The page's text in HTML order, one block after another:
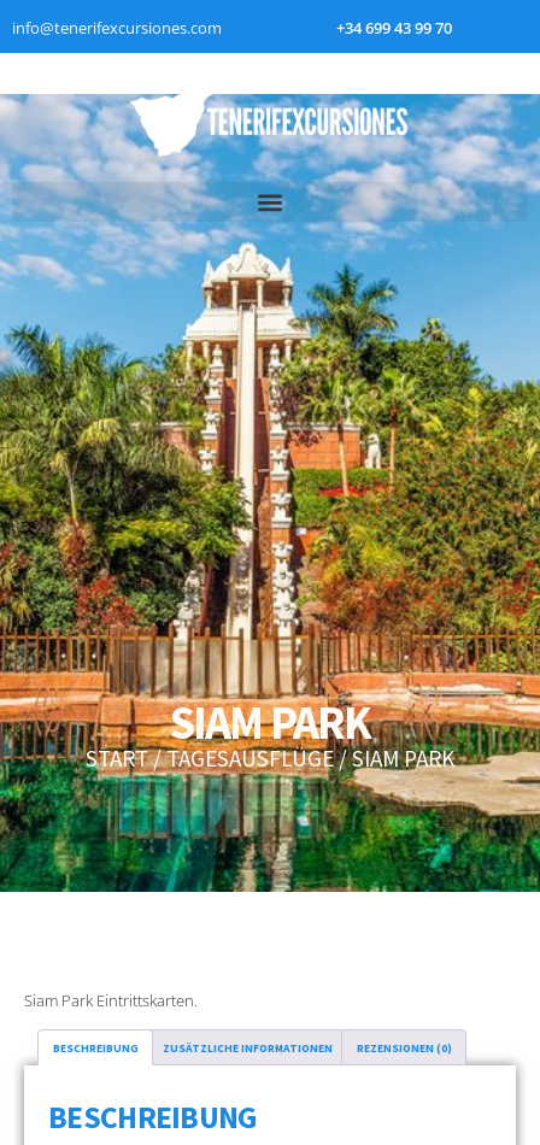
info@tenerifexcursiones.com +34 699 43 99 70
SIAM PARK
START/TAGESAUSFLÜGE/ SIAM PARK
Siam Park Eintrittskarten.
BESCHREIBUNG ZUSÄTZLICHE INFORMATIONEN REZENSIONEN (0)
BESCHREIBUNG